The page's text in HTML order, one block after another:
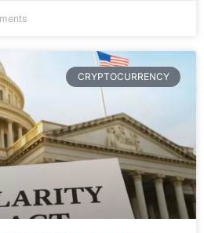
CRYPTOCURRENCY